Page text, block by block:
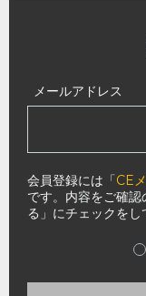
メールアドレス
会員登録には「CE
です。内容をご確
る」にチェックをし